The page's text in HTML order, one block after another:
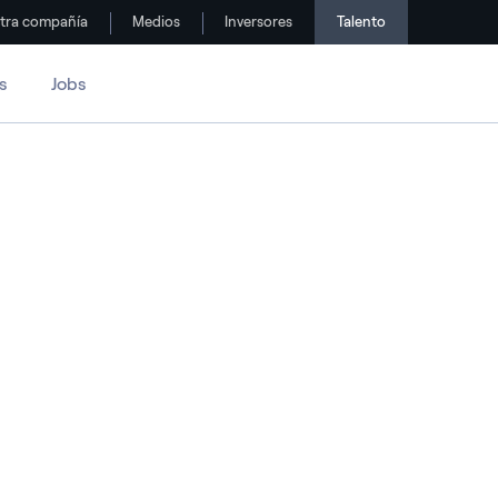
compañía Medios Inversores Talento
Jobs